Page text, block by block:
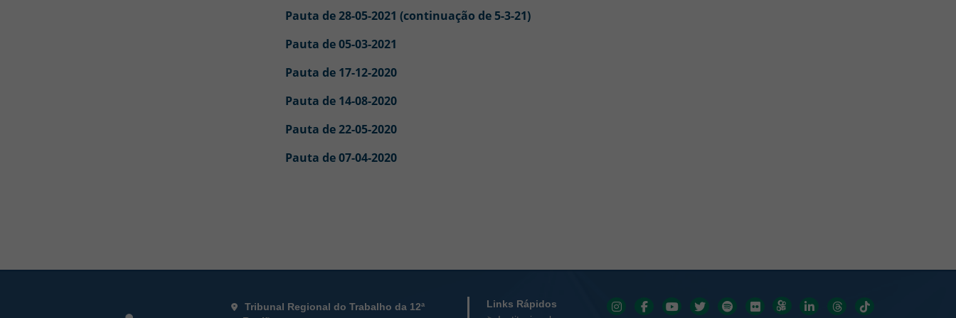
Pauta de 28-05-2021 (continuação de 5-3-21)
Pauta de 05-03-2021
Pauta de 17-12-2020
Pauta de 14-08-2020
Pauta de 22-05-2020
Pauta de 07-04-2020
Informações de Contato
Tribunal Regional do Trabalho da 12ª
Links Rápidos
Redes sociais